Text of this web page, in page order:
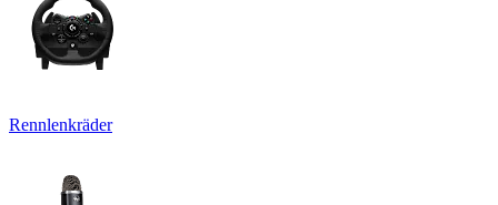
Rennlenkräder